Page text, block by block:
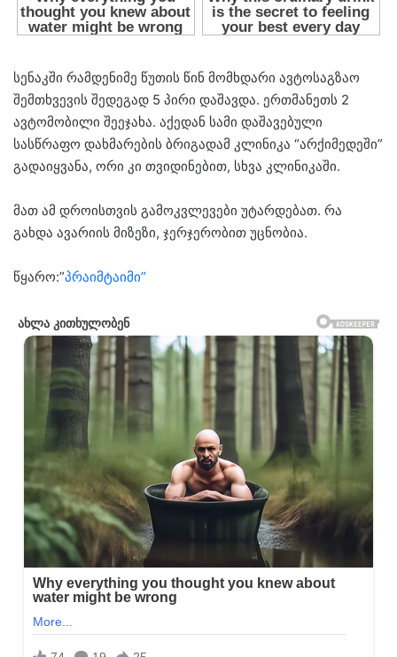
სენაკში რამდენიმე წუთის წინ მომხდარი ავტოსაგზაო
შემთხვევის შედეგად 5 პირი დაშავდა. ერთმანეთს 2
ავტომობილი შეეჯახა. აქედან სამი დაშავებული
სასწრაფო დახმარების ბრიგადამ კლინიკა “არქიმედეში”
გადაიყვანა, ორი კი თვიდინებით, სხვა კლინიკაში.
მათ ამ დროისთვის გამოკვლევები უტარდებათ. რა
გახდა ავარიის მიზეზი, ჯერჯერობით უცნობია.
წყარო:”პრაიმტაიმი”